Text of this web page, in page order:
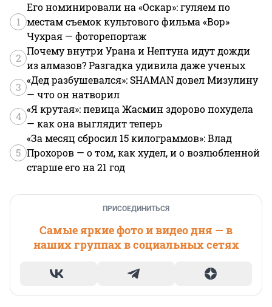
1
Его номинировали на «Оскар»: гуляем по
местам съемок культового фильма «Вор»
Чухрая — фоторепортаж
2
Почему внутри Урана и Нептуна идут дожди
из алмазов? Разгадка удивила даже ученых
3
«Дед разбушевался»: SHAMAN довел Мизулину
— что он натворил
4
«Я крутая»: певица Жасмин здорово похудела
— как она выглядит теперь
5
«За месяц сбросил 15 килограммов»: Влад
Прохоров — о том, как худел, и о возлюбленной
старше его на 21 год
ПРИСОЕДИНИТЬСЯ
Самые яркие фото и видео дня — в
наших группах в социальных сетях